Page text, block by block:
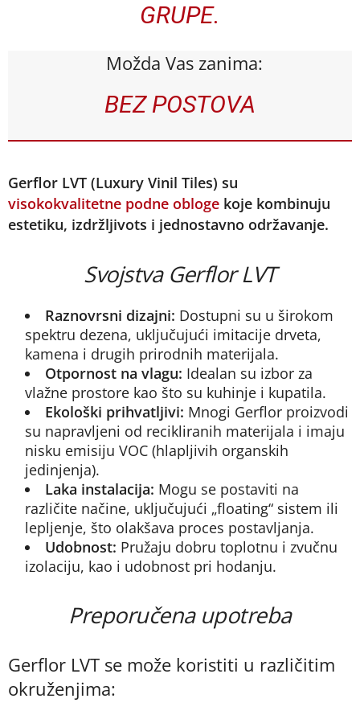
GRUPE.
Možda Vas zanima:
BEZ POSTOVA
Gerflor LVT (Luxury Vinil Tiles) su
visokokvalitetne podne obloge koje kombinuju
estetiku, izdržljivots i jednostavno održavanje.
Svojstva Gerflor LVT
Raznovrsni dizajni: Dostupni su u širokom
spektru dezena, uključujući imitacije drveta,
kamena i drugih prirodnih materijala.
Otpornost na vlagu: Idealan su izbor za
vlažne prostore kao što su kuhinje i kupatila.
Ekološki prihvatljivi: Mnogi Gerflor proizvodi
su napravljeni od recikliranih materijala i imaju
nisku emisiju VOC (hlapljivih organskih
jedinjenja).
Laka instalacija: Mogu se postaviti na
različite načine, uključujući „floating“ sistem ili
lepljenje, što olakšava proces postavljanja.
Udobnost: Pružaju dobru toplotnu i zvučnu
izolaciju, kao i udobnost pri hodanju.
Preporučena upotreba
Gerflor LVT se može koristiti u različitim
okruženjima: